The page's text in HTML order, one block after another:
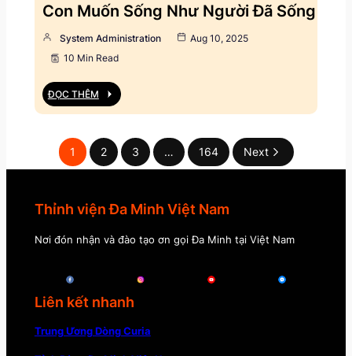
Con Muốn Sống Như Người Đã Sống
System Administration
Aug 10, 2025
10 Min Read
ĐỌC THÊM
1 2 3 … 164 Next
Thỉnh viện Đa Minh Việt Nam
Nơi đón nhận và đào tạo ơn gọi Đa Minh tại Việt Nam
Liên kết nhanh
Trung Ương Dòng Curia